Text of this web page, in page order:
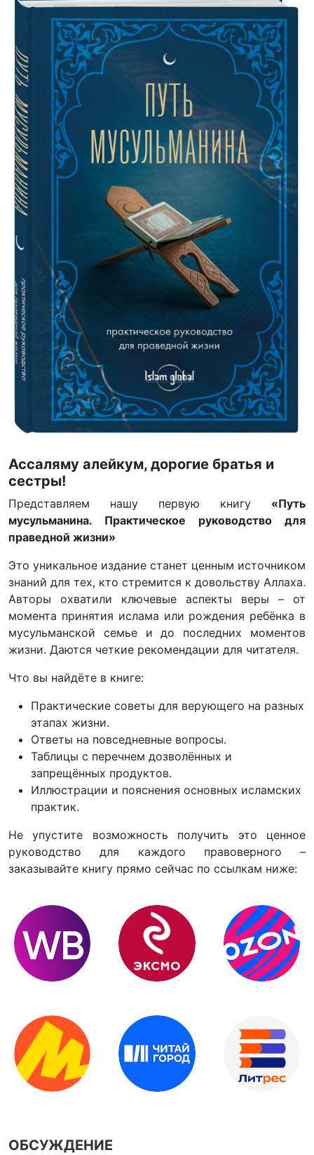
Ассаляму алейкум, дорогие братья и
сестры!
Представляем нашу первую книгу «Путь
мусульманина. Практическое руководство для
праведной жизни»
Это уникальное издание станет ценным источником
знаний для тех, кто стремится к довольству Аллаха.
Авторы охватили ключевые аспекты веры – от
момента принятия ислама или рождения ребёнка в
мусульманской семье и до последних моментов
жизни. Даются четкие рекомендации для читателя.
Что вы найдёте в книге:
Практические советы для верующего на разных
этапах жизни.
Ответы на повседневные вопросы.
Таблицы с перечнем дозволённых и
запрещённых продуктов.
Иллюстрации и пояснения основных исламских
практик.
Не упустите возможность получить это ценное
руководство для каждого правоверного –
заказывайте книгу прямо сейчас по ссылкам ниже:
ОБСУЖДЕНИЕ